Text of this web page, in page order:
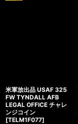
米軍放出品 USAF 325
FW TYNDALL AFB
LEGAL OFFICE チャレ
ンジコイン
[TELM1F077]